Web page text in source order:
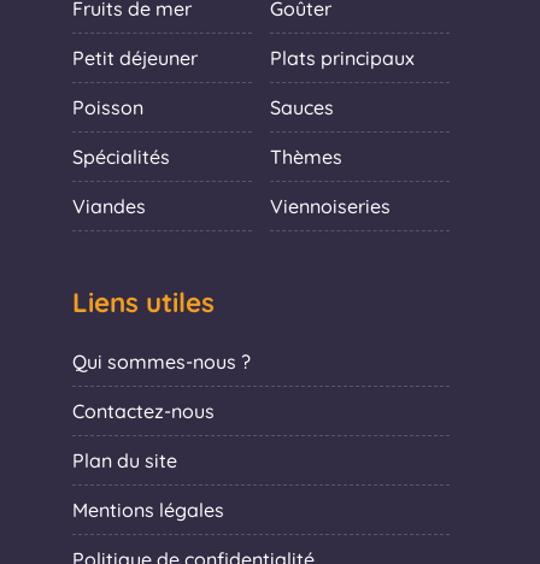
Fruits de mer Goûter
Petit déjeuner Plats principaux
Poisson Sauces
Spécialités Thèmes
Viandes Viennoiseries
Liens utiles
Qui sommes-nous ?
Contactez-nous
Plan du site
Mentions légales